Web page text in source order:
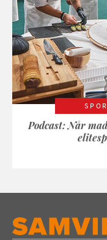
Podcast: Når